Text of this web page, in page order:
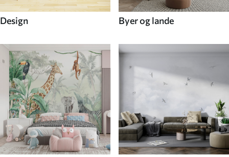
Design Byer og lande